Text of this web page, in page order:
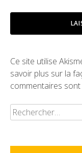
Ce site utilise
savoir plus sur la
commentaires
Rechercher :